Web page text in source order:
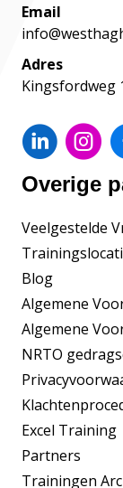
Email
Adres
Kingsfordweg
Overige
Veelgestelde
Blog
Algemene
Algemene
NRTO
Excel Training
Partners
Trainingen